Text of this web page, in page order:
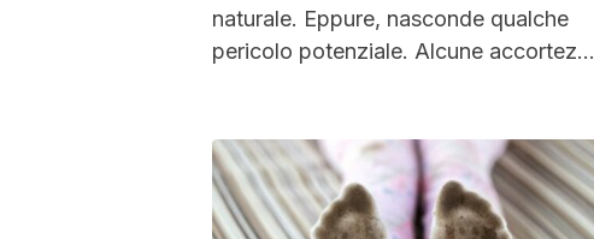
naturale. Eppure, nasconde qualche
pericolo potenziale. Alcune accortezze